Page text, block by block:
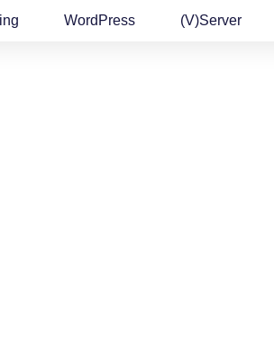
WordPress (v)Server